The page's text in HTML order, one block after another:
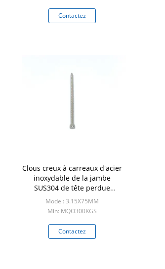
Contactez
Clous creux à carreaux d'acier
inoxydable de la jambe
SUS304 de tête perdue
3.15X75MM
Model: 3.15X75MM
Min: MQO300KGS
Contactez